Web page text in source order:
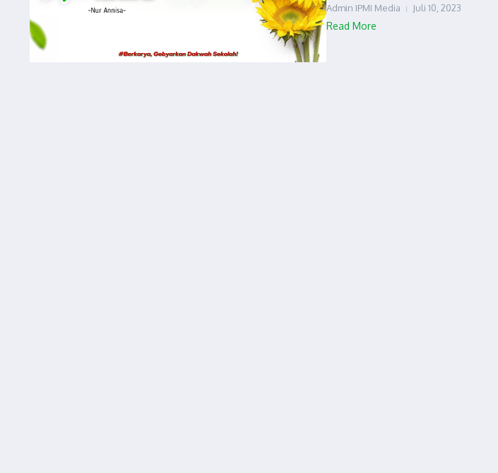
Admin IPMI Media Juli 10, 2023
Read More